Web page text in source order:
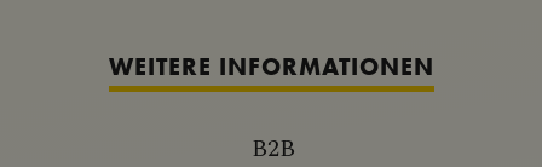
WEITERE INFORMATIONEN
B2B